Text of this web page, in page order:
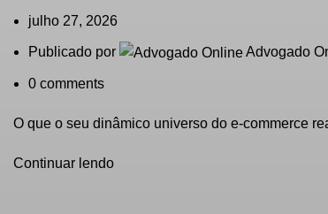
julho 27, 2026
Publicado por Advogado
0 comments
O que o seu dinâmico universo do e-commerce
Continuar lendo